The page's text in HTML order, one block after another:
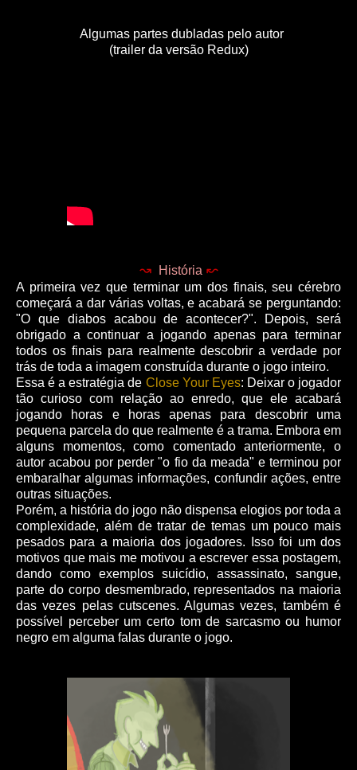
Algumas partes dubladas pelo autor
(trailer da versão Redux)
↝ História ↜
A primeira vez que terminar um dos finais, seu cérebro
começará a dar várias voltas, e acabará se perguntando:
"O que diabos acabou de acontecer?". Depois, será
obrigado a continuar a jogando apenas para terminar
todos os finais para realmente descobrir a verdade por
trás de toda a imagem construída durante o jogo inteiro.
Essa é a estratégia de Close Your Eyes: Deixar o jogador
tão curioso com relação ao enredo, que ele acabará
jogando horas e horas apenas para descobrir uma
pequena parcela do que realmente é a trama. Embora em
alguns momentos, como comentado anteriormente, o
autor acabou por perder "o fio da meada" e terminou por
embaralhar algumas informações, confundir ações, entre
outras situações.
Porém, a história do jogo não dispensa elogios por toda a
complexidade, além de tratar de temas um pouco mais
pesados para a maioria dos jogadores. Isso foi um dos
motivos que mais me motivou a escrever essa postagem,
dando como exemplos suicídio, assassinato, sangue,
parte do corpo desmembrado, representados na maioria
das vezes pelas cutscenes. Algumas vezes, também é
possível perceber um certo tom de sarcasmo ou humor
negro em alguma falas durante o jogo.